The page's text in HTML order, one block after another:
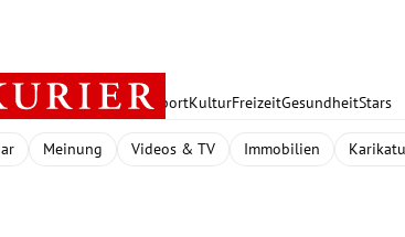
PolitikWirtschaft SportKulturFreizeitGesundheitStars
Meinung Videos & TV Immobilien